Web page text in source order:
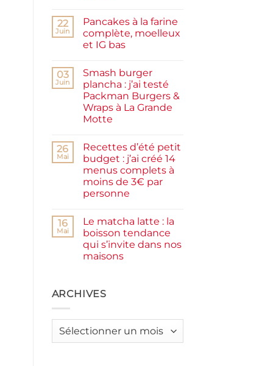
sur
Confiture
de
prunes
et
rapide
22
Juin
Pancakes à la farine
complète, moelleux
et IG bas
sur
Pancakes
à
la
farine
complète,
moelleux
bas
03
Juin
Smash burger
plancha : j’ai testé
Packman Burgers &
Wraps à La Grande
Motte
sur
Smash
burger
plancha :
j’ai
testé
Packman
à
La
Grande
Motte
26
Mai
Recettes d’été petit
budget : j’ai créé 14
menus complets à
moins de 3€ par
personne
sur
Recettes
d’été
petit
budget
menus
complets
3€
16
Mai
Le matcha latte : la
boisson tendance
qui s’invite dans nos
maisons
Le
matcha
boisson
ARCHIVES
Archives